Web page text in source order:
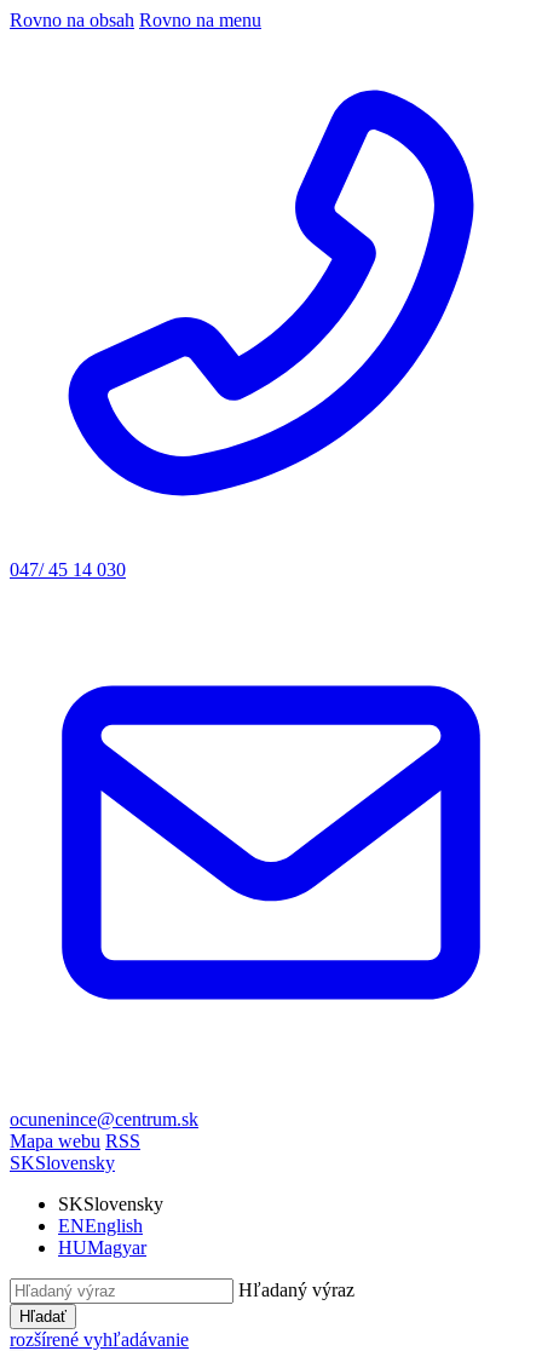
Rovno na obsah Rovno na menu
047/ 45 14 030
ocunenince@centrum.sk
Mapa webu RSS
SKSlovensky
SKSlovensky
ENEnglish
HUMagyar
Hľadaný výraz
Hľadať
rozšírené vyhľadávanie